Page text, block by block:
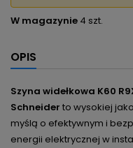
W magazynie 4 szt.
OPIS
Szyna widełkowa K60
Schneider to wysokiej
myślą o efektywnym i
energii elektrycznej w